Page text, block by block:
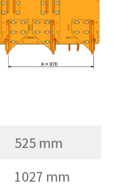
525 mm
1027 mm